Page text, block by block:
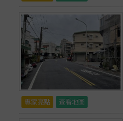
專家亮點 查看地圖